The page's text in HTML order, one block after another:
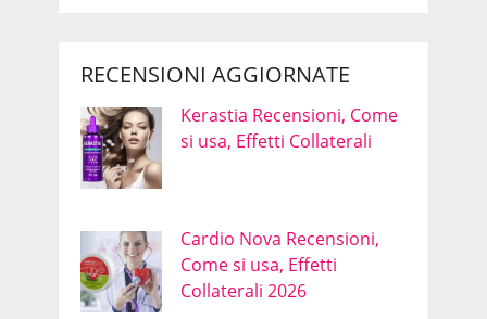
RECENSIONI AGGIORNATE
Kerastia Recensioni, Come
si usa, Effetti Collaterali
Cardio Nova Recensioni,
Come si usa, Effetti
Collaterali 2026